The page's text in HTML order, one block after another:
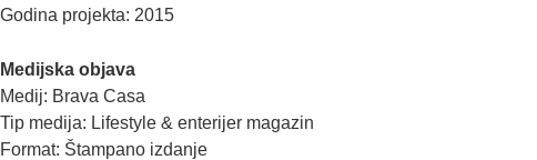
Godina projekta: 2015
Medijska objava
Medij: Brava Casa
Tip medija: Lifestyle & enterijer magazin
Format: Štampano izdanje